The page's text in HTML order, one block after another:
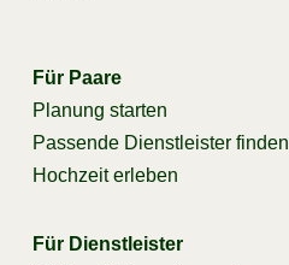
Für Paare
Planung starten
Passende Dienstleister finden
Hochzeit erleben
Für Dienstleister